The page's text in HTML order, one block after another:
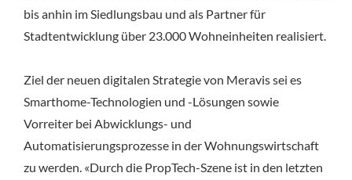
bis anhin im Siedlungsbau und als Partner für
Stadtentwicklung über 23.000 Wohneinheiten realisiert.
Ziel der neuen digitalen Strategie von Meravis sei es
Smarthome-Technologien und -Lösungen sowie
Vorreiter bei Abwicklungs- und
Automatisierungsprozesse in der Wohnungswirtschaft
zu werden. «Durch die PropTech-Szene ist in den letzten